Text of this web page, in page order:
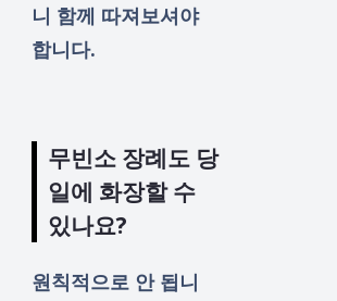
니 함께 따져보셔야
합니다.
무빈소 장례도 당
일에 화장할 수
있나요?
원칙적으로 안 됩니